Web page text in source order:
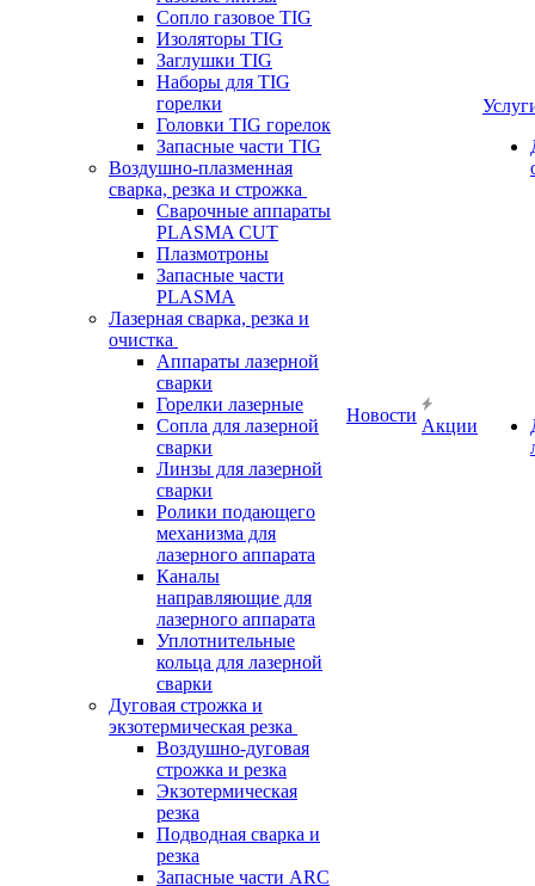
Сопло газовое TIG
Изоляторы TIG
Заглушки TIG
Наборы для TIG
горелки
Головки TIG горелок
Запасные части TIG
Воздушно-плазменная
сварка, резка и строжка
Сварочные аппараты
PLASMA CUT
Плазмотроны
Запасные части
PLASMA
Лазерная сварка, резка и
очистка
Аппараты лазерной
сварки
Горелки лазерные
Сопла для лазерной
сварки
Линзы для лазерной
сварки
Ролики подающего
механизма для
лазерного аппарата
Каналы
направляющие для
лазерного аппарата
Уплотнительные
кольца для лазерной
сварки
Дуговая строжка и
экзотермическая резка
Воздушно-дуговая
строжка и резка
Экзотермическая
резка
Подводная сварка и
резка
Запасные части ARC
Новости
Акции